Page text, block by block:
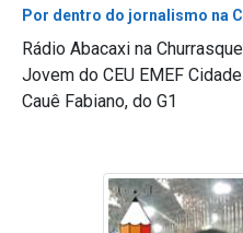
Por dentro do jornalismo na
Rádio Abacaxi na
Jovem do CEU EMEF
Cauê Fabiano, do G1